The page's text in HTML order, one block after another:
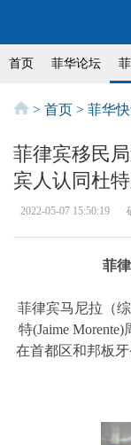
首页 菲华论坛
> 首页 > 菲华
菲律宾移民
宾人认同杜
2022-05-07 15:50:19
菲
菲律宾马尼拉（
特(Jaime
在首都区和邦板牙